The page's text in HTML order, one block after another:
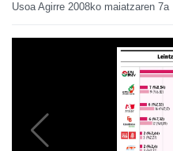
Usoa Agirre 2008ko maiatzaren 7a